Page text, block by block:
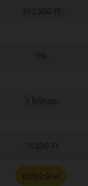
312 360 Ft
0%
3 hónap
78 090 Ft
Előbírálat